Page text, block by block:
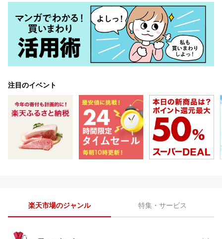
注目のイベント
楽天市場のジャンル 特集・サービス